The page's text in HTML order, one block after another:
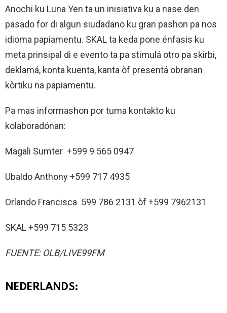
Anochi ku Luna Yen ta un inisiativa ku a nase den
pasado for di algun siudadano ku gran pashon pa nos
idioma papiamentu. SKAL ta keda pone énfasis ku
meta prinsipal di e evento ta pa stimulá otro pa skirbi,
deklamá, konta kuenta, kanta òf presentá obranan
kòrtiku na papiamentu.
Pa mas informashon por tuma kontakto ku
kolaboradónan:
Magali Sumter +599 9 565 0947
Ubaldo Anthony +599 717 4935
Orlando Francisca 599 786 2131 òf +599 7962131
SKAL +599 715 5323
FUENTE: OLB/LIVE99FM
NEDERLANDS: